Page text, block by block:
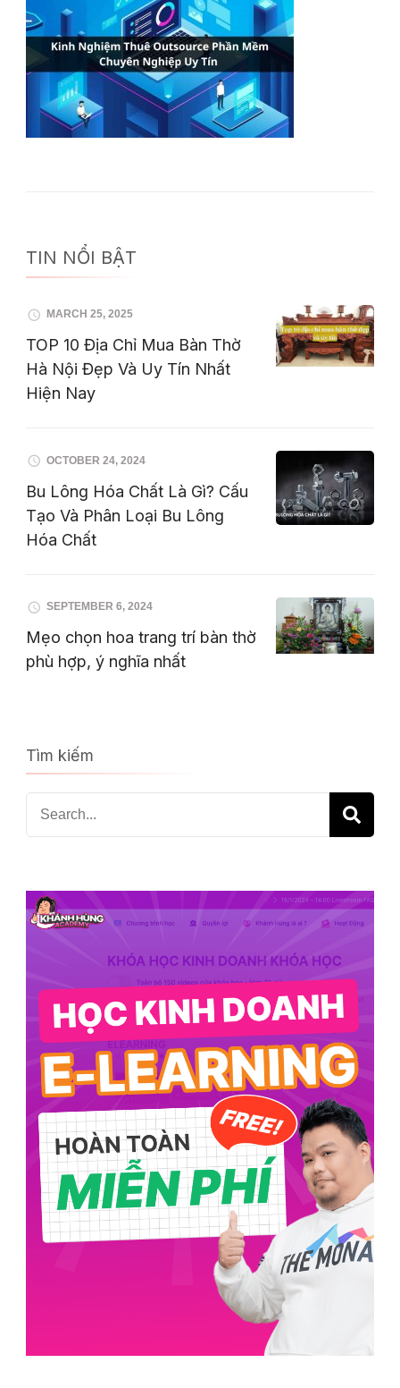
TIN NỔI BẬT
MARCH 25, 2025
TOP 10 Địa Chỉ Mua Bàn Thờ
Hà Nội Đẹp Và Uy Tín Nhất
Hiện Nay
OCTOBER 24, 2024
Bu Lông Hóa Chất Là Gì? Cấu
Tạo Và Phân Loại Bu Lông
Hóa Chất
SEPTEMBER 6, 2024
Mẹo chọn hoa trang trí bàn thờ
phù hợp, ý nghĩa nhất
Tìm kiếm
Search
for: